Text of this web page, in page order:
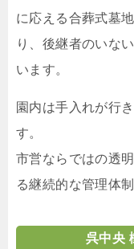
に応える合葬式墓
り、後継者のいな
います。
園内は手入れが行
す。
市営ならではの透
る継続的な管理体
呉中央